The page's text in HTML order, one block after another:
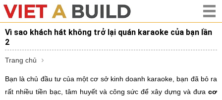
Vì sao khách hát không trở lại quán karaoke của bạn lần
2
Trang chủ
Bạn là chủ đầu tư của một cơ sở kinh doanh karaoke, bạn đã bỏ ra
rất nhiều tiền bạc, tâm huyết và công sức để xây dựng và đưa cơ